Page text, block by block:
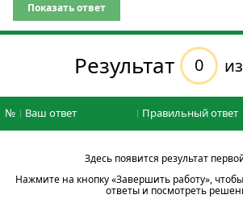
Показать ответ
Результат 0 из
№ Ваш ответ Правильный ответ
Здесь появится результат
Нажмите на кнопку «Завершить работу»,
ответы и посмотреть